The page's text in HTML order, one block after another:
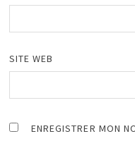
SITE WEB
ENREGISTRER MON